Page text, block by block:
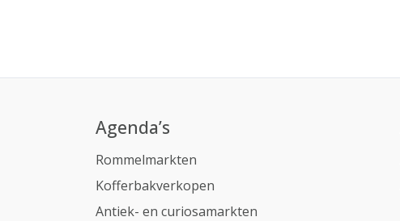
Agenda’s
Rommelmarkten
Kofferbakverkopen
Antiek- en curiosamarkten